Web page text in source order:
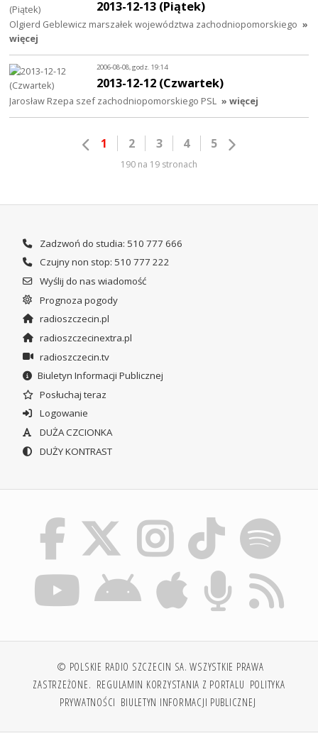
2013-12-13 (Piątek)
Olgierd Geblewicz marszałek województwa zachodniopomorskiego »
więcej
2006-08-08, godz. 19:14
2013-12-12 (Czwartek)
Jarosław Rzepa szef zachodniopomorskiego PSL » więcej
1 2 3 4 5
190 na 19 stronach
Zadzwoń do studia: 510 777 666
Czujny non stop: 510 777 222
Wyślij do nas wiadomość
Prognoza pogody
radioszczecin.pl
radioszczecinextra.pl
radioszczecin.tv
Biuletyn Informacji Publicznej
Posłuchaj teraz
Logowanie
DUŻA CZCIONKA
DUŻY KONTRAST
© POLSKIE RADIO SZCZECIN SA. WSZYSTKIE PRAWA
ZASTRZEŻONE. REGULAMIN KORZYSTANIA Z PORTALU POLITYKA
PRYWATNOŚCI BIULETYN INFORMACJI PUBLICZNEJ